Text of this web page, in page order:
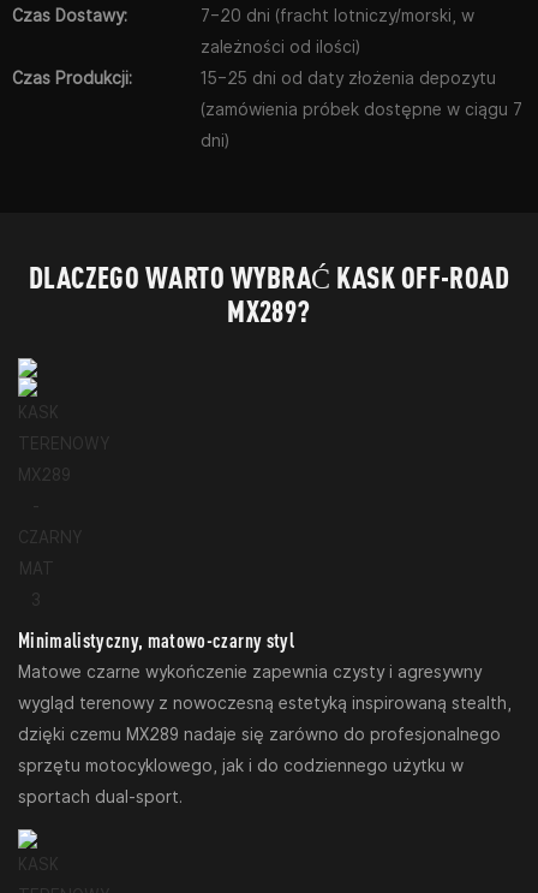
Czas Dostawy:
7–20 dni (fracht lotniczy/morski, w
zależności od ilości)
Czas Produkcji:
15–25 dni od daty złożenia depozytu
(zamówienia próbek dostępne w ciągu 7
dni)
DLACZEGO WARTO WYBRAĆ KASK OFF-ROAD
MX289?
Minimalistyczny, matowo-czarny styl
Matowe czarne wykończenie zapewnia czysty i agresywny
wygląd terenowy z nowoczesną estetyką inspirowaną stealth,
dzięki czemu MX289 nadaje się zarówno do profesjonalnego
sprzętu motocyklowego, jak i do codziennego użytku w
sportach dual-sport.